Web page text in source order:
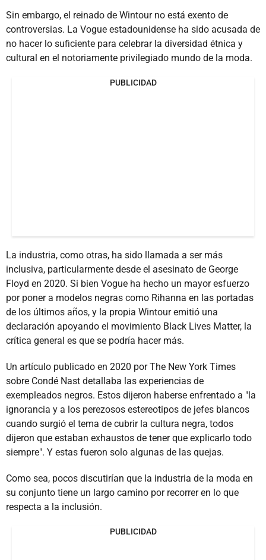
Sin embargo, el reinado de Wintour no está exento de
controversias. La Vogue estadounidense ha sido acusada de
no hacer lo suficiente para celebrar la diversidad étnica y
cultural en el notoriamente privilegiado mundo de la moda.
PUBLICIDAD
La industria, como otras, ha sido llamada a ser más
inclusiva, particularmente desde el asesinato de George
Floyd en 2020. Si bien Vogue ha hecho un mayor esfuerzo
por poner a modelos negras como Rihanna en las portadas
de los últimos años, y la propia Wintour emitió una
declaración apoyando el movimiento Black Lives Matter, la
crítica general es que se podría hacer más.
Un artículo publicado en 2020 por The New York Times
sobre Condé Nast detallaba las experiencias de
exempleados negros. Estos dijeron haberse enfrentado a "la
ignorancia y a los perezosos estereotipos de jefes blancos
cuando surgió el tema de cubrir la cultura negra, todos
dijeron que estaban exhaustos de tener que explicarlo todo
siempre". Y estas fueron solo algunas de las quejas.
Como sea, pocos discutirían que la industria de la moda en
su conjunto tiene un largo camino por recorrer en lo que
respecta a la inclusión.
PUBLICIDAD